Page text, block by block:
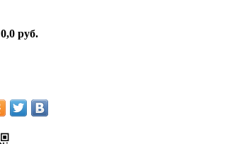
0,0 руб.